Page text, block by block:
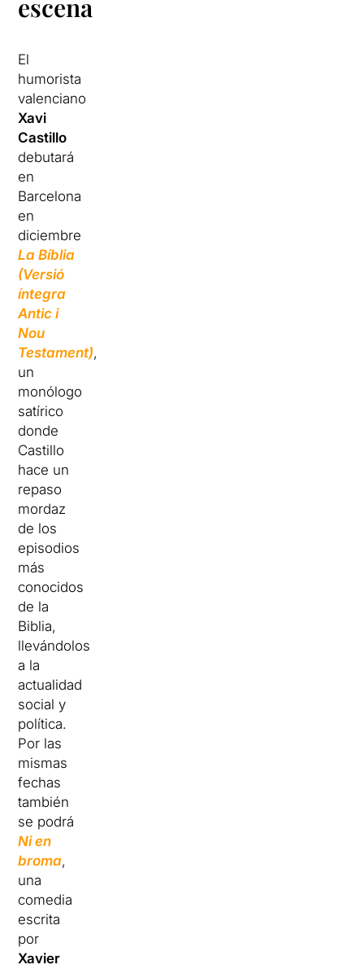
escena
El
humorista
valenciano
Xavi
Castillo
debutará
en
Barcelona
en
diciembre
La Bíblia
(Versió
íntegra
Antic i
Nou
Testament),
un
monólogo
satírico
donde
Castillo
hace un
repaso
mordaz
de los
episodios
más
conocidos
de la
Biblia,
llevándolos
a la
actualidad
social y
política.
Por las
mismas
fechas
también
se podrá
Ni en
broma,
una
comedia
escrita
por
Xavier